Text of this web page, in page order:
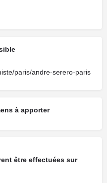
paris/andre-serero-paris
à apporter
être effectuées sur